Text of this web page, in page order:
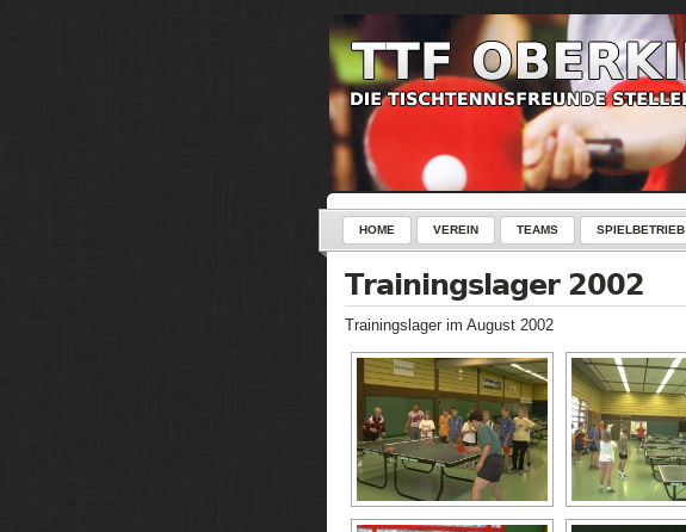
HOME VEREIN TEAMS SPIELBETRIEB
Trainingslager 2002
Trainingslager im August 2002